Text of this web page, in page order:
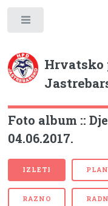
Foto album ::
04.06.2017.
IZLETI
RAZNO